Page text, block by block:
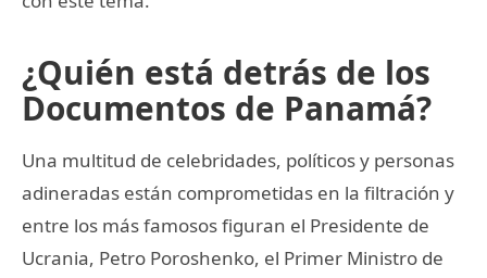
¿Quién está detrás de los
Documentos de Panamá?
Una multitud de celebridades, políticos y personas
adineradas están comprometidas en la filtración y
entre los más famosos figuran el Presidente de
Ucrania, Petro Poroshenko, el Primer Ministro de